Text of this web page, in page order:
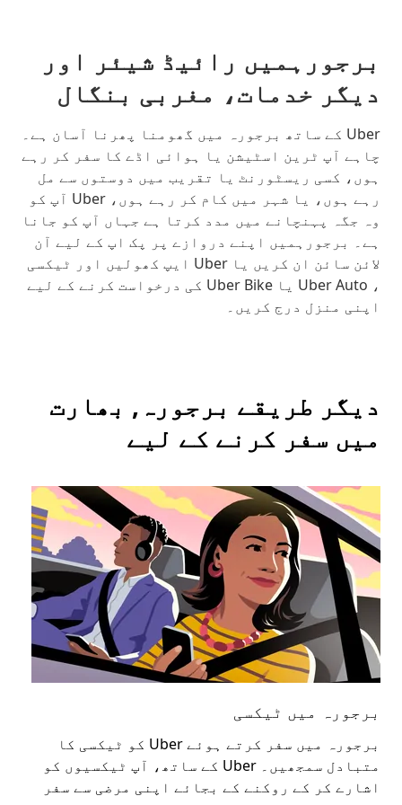
برجورہمیں رائیڈ شیئر اور
دیگر خدمات، مغربی بنگال
Uber کے ساتھ برجورہ میں گھومنا پھرنا آسان ہے۔
چاہے آپ ٹرین اسٹیشن یا ہوائی اڈے کا سفر کر رہے
ہوں، کسی ریسٹورنٹ یا تقریب میں دوستوں سے مل
رہے ہوں، یا شہر میں کام کر رہے ہوں، Uber آپ کو
وہ جگہ پہنچانے میں مدد کرتا ہے جہاں آپ کو جانا
ہے۔ برجورہمیں اپنے دروازے پر پک اپ کے لیے آن
لائن سائن ان کریں یا Uber ایپ کھولیں اور ٹیکسی
، Uber Auto یا Uber Bike کی درخواست کرنے کے لیے
اپنی منزل درج کریں۔
دیگر طریقے برجورہ, بھارت
میں سفر کرنے کے لیے
برجورہ میں ٹیکسی
برجورہ میں سفر کرتے ہوئے Uber کو ٹیکسی کا
متبادل سمجھیں۔ Uber کے ساتھ، آپ ٹیکسیوں کو
اشارے کر کے روکنے کے بجائے اپنی مرضی سے سفر